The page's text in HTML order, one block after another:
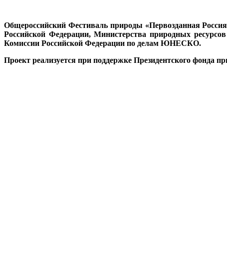
Общероссийский Фестиваль природы «Первозданная
Российской Федерации, Министерства природных
Комиссии Российской Федерации по делам ЮНЕСКО.
Проект реализуется при поддержке Президентского фонда